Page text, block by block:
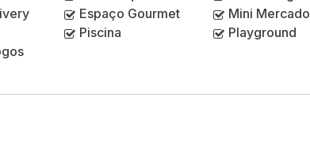
Espaço Gourmet
Mini Mercado
Piscina
Playground